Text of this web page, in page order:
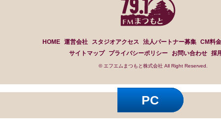
HOME 運営会社 スタジオアクセス 法人パートナー募集 CM料
サイトマップ
プライバシーポリシー お問い合わせ 採
© エフエムまつもと株式会社 All Right Reserved.
PC